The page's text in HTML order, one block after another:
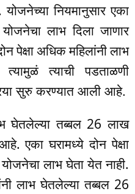
नियमानुसार एका
लाभ दिला जाणार
पेक्षा अधिक महिलांनी लाभ
त्यामुळं त्याची पडताळणी
सुरु करण्यात आली आहे.
घेतलेल्या तब्बल 26 लाख
एका घरामध्ये दोन पेक्षा
लाभ घेता येत नाही.
लाभ घेतलेल्या तब्बल 26